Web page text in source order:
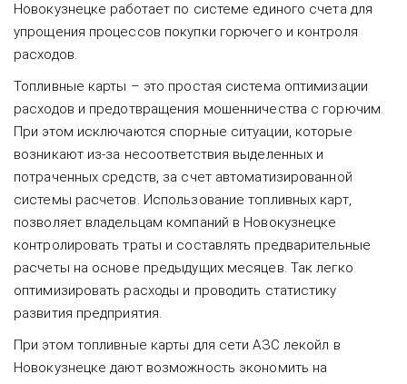
Новокузнецке работает по системе единого счета для
упрощения процессов покупки горючего и контроля
расходов.
Топливные карты – это простая система оптимизации
расходов и предотвращения мошенничества с горючим.
При этом исключаются спорные ситуации, которые
возникают из-за несоответствия выделенных и
потраченных средств, за счет автоматизированной
системы расчетов. Использование топливных карт,
позволяет владельцам компаний в Новокузнецке
контролировать траты и составлять предварительные
расчеты на основе предыдущих месяцев. Так легко
оптимизировать расходы и проводить статистику
развития предприятия.
При этом топливные карты для сети АЗС лекойл в
Новокузнецке дают возможность экономить на